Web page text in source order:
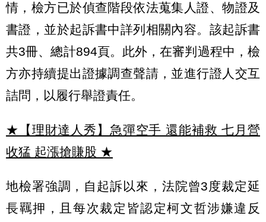
情，檢方已於偵查階段依法蒐集人證、物證及
書證，並於起訴書中詳列相關內容。該起訴書
共3冊、總計894頁。此外，在審判過程中，檢
方亦持續提出證據調查聲請，並進行證人交互
詰問，以履行舉證責任。
★【理財達人秀】急彈空手 還能補救 七月營
收猛 起漲搶賺股 ★
地檢署強調，自起訴以來，法院曾3度裁定延
長羈押，且每次裁定皆認定柯文哲涉嫌違反